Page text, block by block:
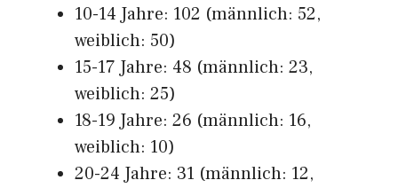
10-14 Jahre: 102 (männlich: 52,
weiblich: 50)
15-17 Jahre: 48 (männlich: 23,
weiblich: 25)
18-19 Jahre: 26 (männlich: 16,
weiblich: 10)
20-24 Jahre: 31 (männlich: 12,